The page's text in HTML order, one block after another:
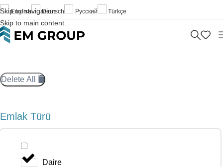
Skip to navigation
Skip to main content
English Deutsch Русский Türkçe
Delete All
Emlak Türü
Daire